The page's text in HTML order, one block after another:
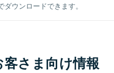
ウンロードできます。
さま向け情報